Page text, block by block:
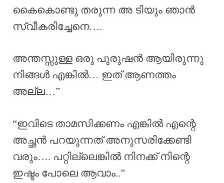
കൈകൊണ്ടു തരുന്ന അ ടിയും ഞാൻ
സ്വീകരിച്ചേനെ….
അന്തസ്സുള്ള ഒരു പുരുഷൻ ആയിരുന്നു
നിങ്ങൾ എങ്കിൽ… ഇത് ആണത്തം
അല്ല…”
“ഇവിടെ താമസിക്കണം എങ്കിൽ എന്റെ
അച്ഛൻ പറയുന്നത് അനുസരിക്കേണ്ടി
വരും…. പറ്റില്ലെങ്കിൽ നിനക്ക് നിന്റെ
ഇഷ്ടം പോലെ ആവാം..”